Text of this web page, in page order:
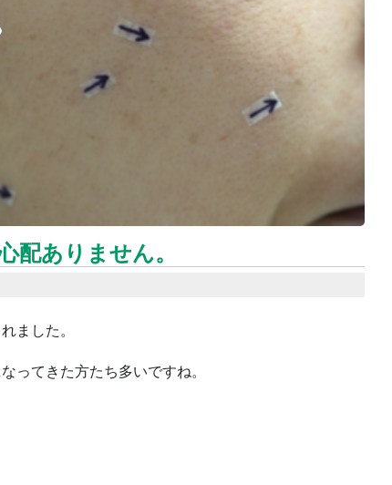
配ありません。
ました。
ってきた方たち多いですね。